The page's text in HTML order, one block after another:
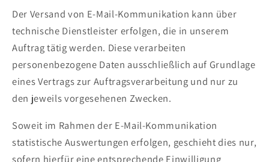
Der Versand von E-Mail-Kommunikation kann über
technische Dienstleister erfolgen, die in unserem
Auftrag tätig werden. Diese verarbeiten
personenbezogene Daten ausschließlich auf Grundlage
eines Vertrags zur Auftragsverarbeitung und nur zu
den jeweils vorgesehenen Zwecken.
Soweit im Rahmen der E-Mail-Kommunikation
statistische Auswertungen erfolgen, geschieht dies nur,
sofern hierfür eine entsprechende Einwilligung